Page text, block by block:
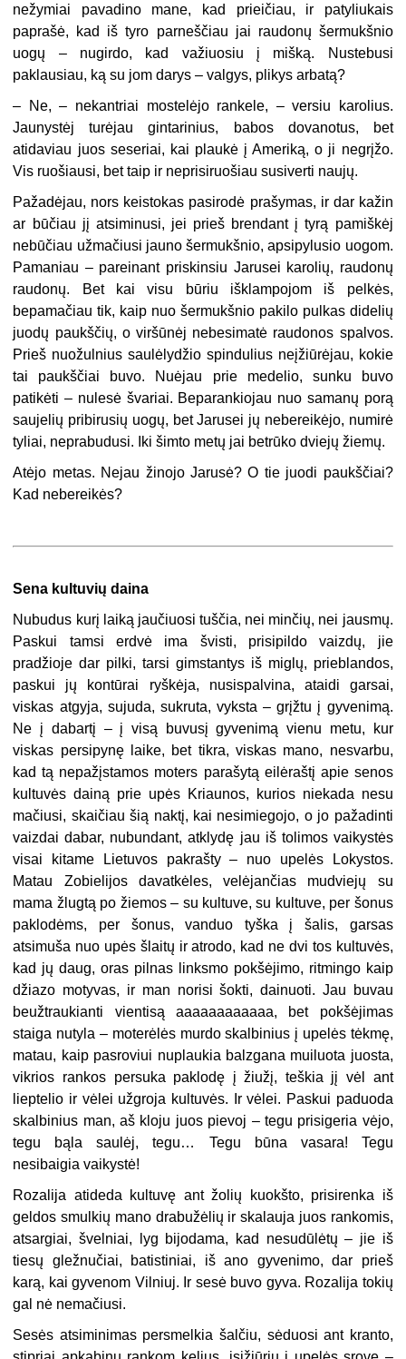
nežymiai pavadino mane, kad prieičiau, ir patyliukais
paprašė, kad iš tyro parneščiau jai raudonų šermukšnio
uogų – nugirdo, kad važiuosiu į mišką. Nustebusi
paklausiau, ką su jom darys – valgys, plikys arbatą?
– Ne, – nekantriai mostelėjo rankele, – versiu karolius.
Jaunystėj turėjau gintarinius, babos dovanotus, bet
atidaviau juos seseriai, kai plaukė į Ameriką, o ji negrįžo.
Vis ruošiausi, bet taip ir neprisiruošiau susiverti naujų.
Pažadėjau, nors keistokas pasirodė prašymas, ir dar kažin
ar būčiau jį atsiminusi, jei prieš brendant į tyrą pamiškėj
nebūčiau užmačiusi jauno šermukšnio, apsipylusio uogom.
Pamaniau – pareinant priskinsiu Jarusei karolių, raudonų
raudonų. Bet kai visu būriu išklampojom iš pelkės,
bepamačiau tik, kaip nuo šermukšnio pakilo pulkas didelių
juodų paukščių, o viršūnėj nebesimatė raudonos spalvos.
Prieš nuožulnius saulėlydžio spindulius neįžiūrėjau, kokie
tai paukščiai buvo. Nuėjau prie medelio, sunku buvo
patikėti – nulesė švariai. Beparankiojau nuo samanų porą
saujelių pribirusių uogų, bet Jarusei jų nebereikėjo, numirė
tyliai, neprabudusi. Iki šimto metų jai betrūko dviejų žiemų.
Atėjo metas. Nejau žinojo Jarusė? O tie juodi paukščiai?
Kad nebereikės?
Sena kultuvių daina
Nubudus kurį laiką jaučiuosi tuščia, nei minčių, nei jausmų.
Paskui tamsi erdvė ima švisti, prisipildo vaizdų, jie
pradžioje dar pilki, tarsi gimstantys iš miglų, prieblandos,
paskui jų kontūrai ryškėja, nusispalvina, ataidi garsai,
viskas atgyja, sujuda, sukruta, vyksta – grįžtu į gyvenimą.
Ne į dabartį – į visą buvusį gyvenimą vienu metu, kur
viskas persipynę laike, bet tikra, viskas mano, nesvarbu,
kad tą nepažįstamos moters parašytą eilėraštį apie senos
kultuvės dainą prie upės Kriaunos, kurios niekada nesu
mačiusi, skaičiau šią naktį, kai nesimiegojo, o jo pažadinti
vaizdai dabar, nubundant, atklydę jau iš tolimos vaikystės
visai kitame Lietuvos pakrašty – nuo upelės Lokystos.
Matau Zobielijos davatkėles, velėjančias mudviejų su
mama žlugtą po žiemos – su kultuve, su kultuve, per šonus
paklodėms, per šonus, vanduo tyška į šalis, garsas
atsimuša nuo upės šlaitų ir atrodo, kad ne dvi tos kultuvės,
kad jų daug, oras pilnas linksmo pokšėjimo, ritmingo kaip
džiazo motyvas, ir man norisi šokti, dainuoti. Jau buvau
beužtraukianti vientisą aaaaaaaaaaaa, bet pokšėjimas
staiga nutyla – moterėlės murdo skalbinius į upelės tėkmę,
matau, kaip pasroviui nuplaukia balzgana muiluota juosta,
vikrios rankos persuka paklodę į žiužį, teškia jį vėl ant
lieptelio ir vėlei užgroja kultuvės. Ir vėlei. Paskui paduoda
skalbinius man, aš kloju juos pievoj – tegu prisigeria vėjo,
tegu bąla saulėj, tegu… Tegu būna vasara! Tegu
nesibaigia vaikystė!
Rozalija atideda kultuvę ant žolių kuokšto, prisirenka iš
geldos smulkių mano drabužėlių ir skalauja juos rankomis,
atsargiai, švelniai, lyg bijodama, kad nesudūlėtų – jie iš
tiesų gležnučiai, batistiniai, iš ano gyvenimo, dar prieš
karą, kai gyvenom Vilniuj. Ir sesė buvo gyva. Rozalija tokių
gal nė nemačiusi.
Sesės atsiminimas persmelkia šalčiu, sėduosi ant kranto,